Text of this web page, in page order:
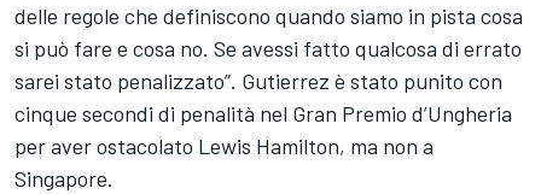
delle regole che definiscono quando siamo in pista cosa
si può fare e cosa no. Se avessi fatto qualcosa di errato
sarei stato penalizzato”. Gutierrez è stato punito con
cinque secondi di penalità nel Gran Premio d’Ungheria
per aver ostacolato Lewis Hamilton, ma non a
Singapore.